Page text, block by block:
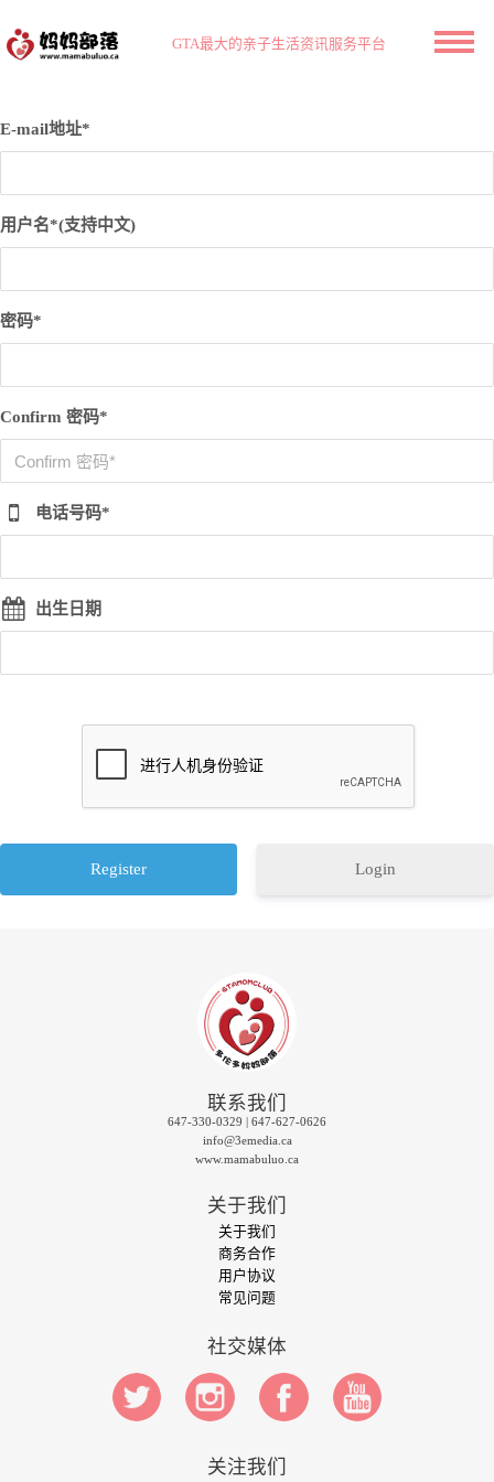
GTA最大的亲子生活资讯服务平台
E-mail地址*
用户名*(支持中文)
密码*
Confirm 密码*
电话号码*
出生日期
Login
联系我们
647-330-0329 | 647-627-0626
info@3emedia.ca
www.mamabuluo.ca
关于我们
关于我们
商务合作
用户协议
常见问题
社交媒体
关注我们